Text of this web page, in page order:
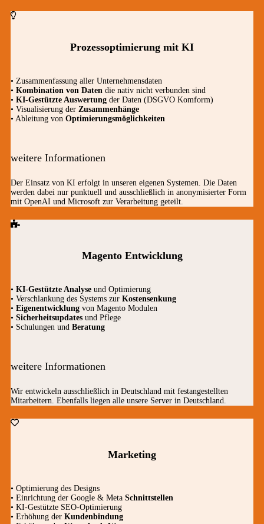
Prozessoptimierung mit KI
• Zusammenfassung aller Unternehmensdaten
• Kombination von Daten die nativ nicht verbunden sind
• KI-Gestützte Auswertung der Daten (DSGVO Komform)
• Visualisierung der Zusammenhänge
• Ableitung von Optimierungsmöglichkeiten
weitere Informationen
Der Einsatz von KI erfolgt in unseren eigenen Systemen. Die Daten
werden dabei nur punktuell und ausschließlich in anonymisierter Form
mit OpenAI und Microsoft zur Verarbeitung geteilt.
Magento Entwicklung
• KI-Gestützte Analyse und Optimierung
• Verschlankung des Systems zur Kostensenkung
• Eigenentwicklung von Magento Modulen
• Sicherheitsupdates und Pflege
• Schulungen und Beratung
weitere Informationen
Wir entwickeln ausschließlich in Deutschland mit festangestellten
Mitarbeitern. Ebenfalls liegen alle unsere Server in Deutschland.
Marketing
• Optimierung des Designs
• Einrichtung der Google & Meta Schnittstellen
• KI-Gestützte SEO-Optimierung
• Erhöhung der Kundenbindung